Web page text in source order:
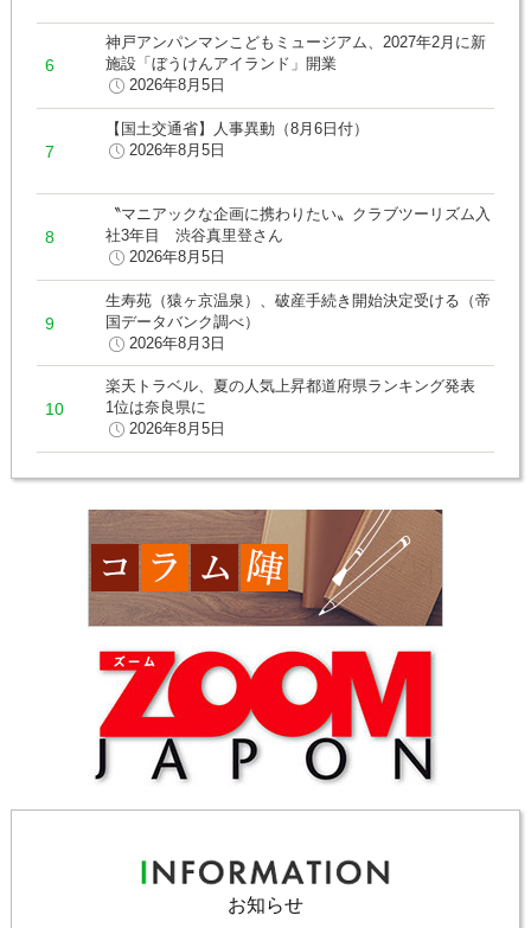
神戸アンパンマンこどもミュージアム、2027年2月に新
施設「ぼうけんアイランド」開業
2026年8月5日
【国土交通省】人事異動（8月6日付）
2026年8月5日
〝マニアックな企画に携わりたい〟クラブツーリズム入
社3年目 渋谷真里登さん
2026年8月5日
生寿苑（猿ヶ京温泉）、破産手続き開始決定受ける（帝
国データバンク調べ）
2026年8月3日
楽天トラベル、夏の人気上昇都道府県ランキング発表
1位は奈良県に
2026年8月5日
お知らせ